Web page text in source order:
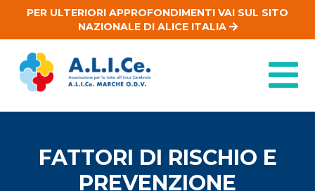
PER ULTERIORI APPROFONDIMENTI VAI SUL SITO
NAZIONALE DI ALICE ITALIA
FATTORI DI RISCHIO E
PREVENZIONE